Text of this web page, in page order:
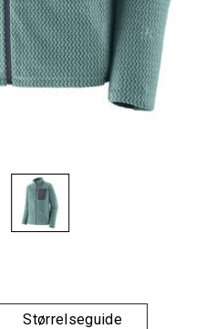
Størrelseguide